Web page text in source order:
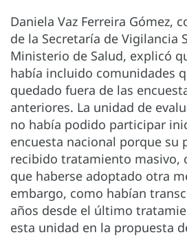
Daniela Vaz Ferreira Gómez,
de la Secretaría de Vigilancia
Ministerio de Salud, explicó
había incluido comunidades
quedado fuera de las
anteriores. La unidad de
no había podido participar
encuesta nacional porque su
recibido tratamiento masivo,
que haberse adoptado otra
embargo, como habían
años desde el último
esta unidad en la propuesta